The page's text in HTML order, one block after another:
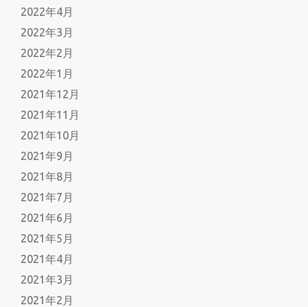
2022年4月
2022年3月
2022年2月
2022年1月
2021年12月
2021年11月
2021年10月
2021年9月
2021年8月
2021年7月
2021年6月
2021年5月
2021年4月
2021年3月
2021年2月